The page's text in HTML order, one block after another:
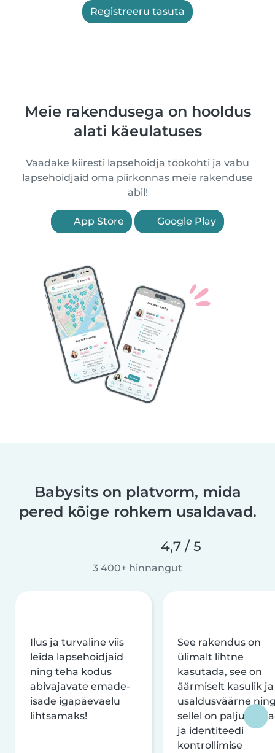
Registreeru tasuta
Meie rakendusega on hooldus
alati käeulatuses
Vaadake kiiresti lapsehoidja töökohti ja vabu
lapsehoidjaid oma piirkonnas meie rakenduse
abil!
App Store Google Play
Babysits on platvorm, mida
pered kõige rohkem usaldavad.
4,7 / 5
3 400+ hinnangut
Ilus ja turvaline viis
leida lapsehoidjaid
ning teha kodus
abivajavate emade-
isade igapäevaelu
lihtsamaks!
See rakendus on
ülimalt lihtne
kasutada, see on
äärmiselt kasulik ja
usaldusväärne
sellel on palju
ja identiteedi
kontrollimise